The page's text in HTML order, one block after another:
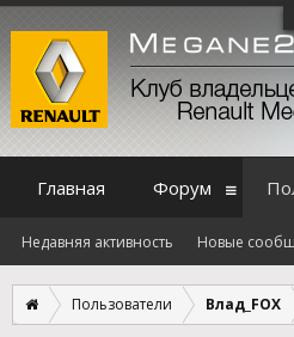
Пользователи Влад_FOX
Главная Форум
Недавняя активность Новые